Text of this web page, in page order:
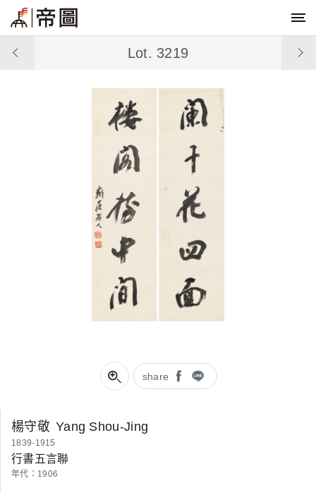
share
Lot. 3219
楊守敬 Yang Shou-Jing
1839-1915
行書五言聯
年代：1906